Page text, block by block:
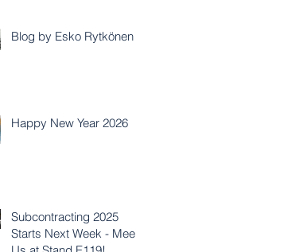
Blog by Esko Rytkönen
Happy New Year 2026
Subcontracting 2025
Starts Next Week - Meet